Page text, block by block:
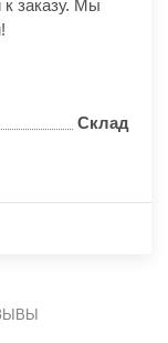
заказу. Мы
Склад